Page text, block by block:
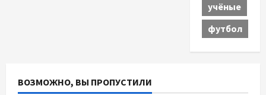
учёные
футбол
ВОЗМОЖНО, ВЫ ПРОПУСТИЛИ